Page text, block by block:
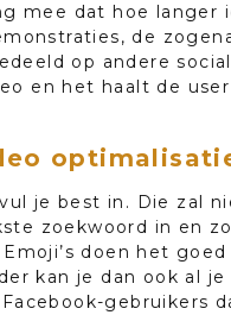
mee dat hoe langer
de
op andere
en het haalt de
je best in. Die zal
zoekwoord in en
doen het
kan je dan ook al
gebruikers